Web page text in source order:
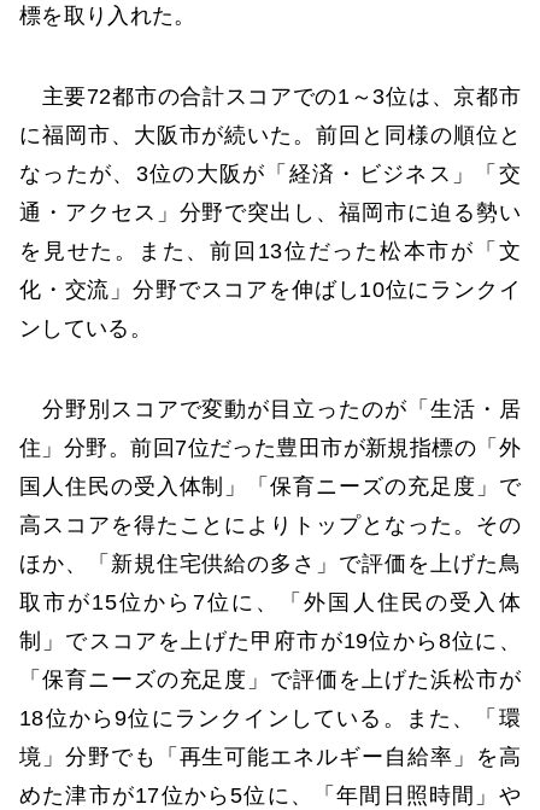
標を取り入れた。
主要72都市の合計スコアでの1～3位は、京都市
に福岡市、大阪市が続いた。前回と同様の順位と
なったが、3位の大阪が「経済・ビジネス」「交
通・アクセス」分野で突出し、福岡市に迫る勢い
を見せた。また、前回13位だった松本市が「文
化・交流」分野でスコアを伸ばし10位にランクイ
ンしている。
分野別スコアで変動が目立ったのが「生活・居
住」分野。前回7位だった豊田市が新規指標の「外
国人住民の受入体制」「保育ニーズの充足度」で
高スコアを得たことによりトップとなった。その
ほか、「新規住宅供給の多さ」で評価を上げた鳥
取市が15位から7位に、「外国人住民の受入体
制」でスコアを上げた甲府市が19位から8位に、
「保育ニーズの充足度」で評価を上げた浜松市が
18位から9位にランクインしている。また、「環
境」分野でも「再生可能エネルギー自給率」を高
めた津市が17位から5位に、「年間日照時間」や